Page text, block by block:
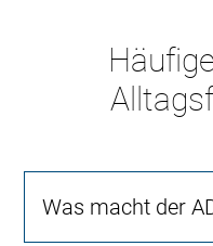
Was macht der